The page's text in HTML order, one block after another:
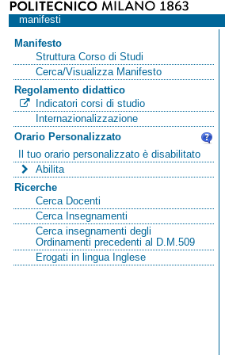
manifesti
Manifesto
Struttura Corso di Studi
Cerca/Visualizza Manifesto
Regolamento didattico
Indicatori corsi di studio
Internazionalizzazione
Orario Personalizzato
Il tuo orario personalizzato è disabilitato
Abilita
Ricerche
Cerca Docenti
Cerca Insegnamenti
Cerca insegnamenti degli
Ordinamenti precedenti al D.M.509
Erogati in lingua Inglese